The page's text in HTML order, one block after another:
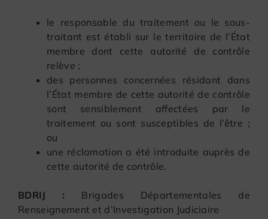
le responsable du traitement ou le sous-
traitant est établi sur le territoire de l’État
membre dont cette autorité de contrôle
relève ;
des personnes concernées résidant dans
l’État membre de cette autorité de contrôle
sont sensiblement affectées par le
traitement ou sont susceptibles de l’être ;
ou
une réclamation a été introduite auprès de
cette autorité de contrôle.
BDRIJ : Brigades Départementales de
Renseignement et d’Investigation Judiciaire